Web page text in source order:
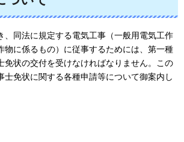
、同法に規定する電気工事（一般用電気工作
物に係るもの）に従事するためには、第一種
免状の交付を受けなければなりません。この
士免状に関する各種申請等について御案内し